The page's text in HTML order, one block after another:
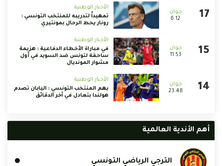
6:12
الأخبار الوطنية
تمهيداً لتدريبه للمنتخب التونسي :
رونار يحط الرحال بمونتيري
11:53
الأخبار الوطنية
في مباراة الأخطاء الدفاعية : هزيمة
ساحقة لتونس ضد السويد في أول
مشوار المونديال
23:48
الأخبار الوطنية
يهم المنتخب التونسي : اليابان تصدم
هولندا بتعادل في آخر الدقائق
أهم الأندية العالمية
الترجي الرياضي التونسي